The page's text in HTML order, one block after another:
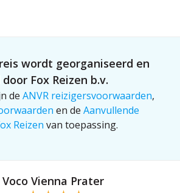
wordt georganiseerd en
Fox Reizen b.v.
de ANVR reizigersvoorwaarden,
en de Aanvullende
Reizen van toepassing.
Voco Vienna Prater